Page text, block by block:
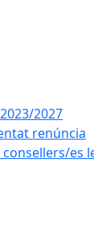
2027
renúncia
es